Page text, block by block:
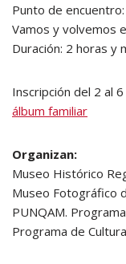
Punto de
Vamos y volvemos
Duración: 2 horas y
Inscripción del 2 al
álbum familiar
Organizan:
Museo Histórico
Museo Fotográfico
PUNQAM.
Programa de Cultura